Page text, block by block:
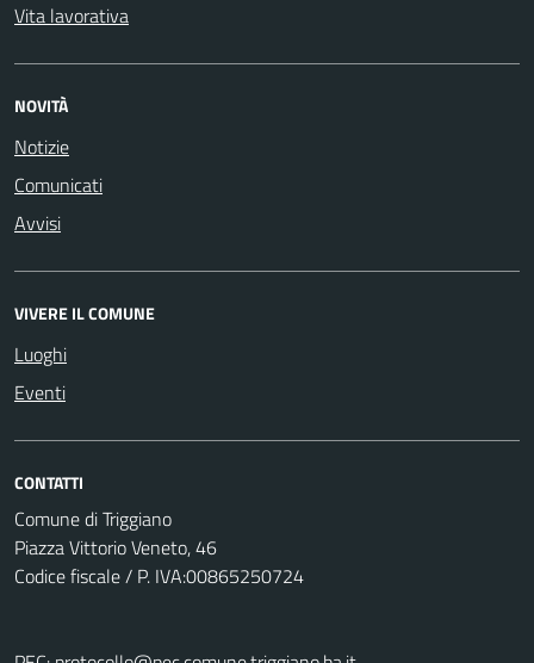
Vita lavorativa
NOVITÀ
Notizie
Comunicati
Avvisi
VIVERE IL COMUNE
Luoghi
Eventi
CONTATTI
Comune di Triggiano
Piazza Vittorio Veneto, 46
Codice fiscale / P. IVA:00865250724